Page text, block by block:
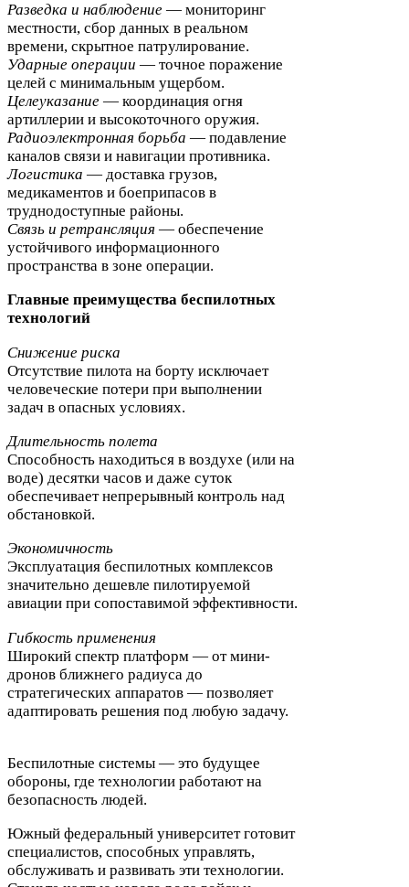
Разведка и наблюдение — мониторинг
местности, сбор данных в реальном
времени, скрытное патрулирование.
Ударные операции — точное поражение
целей с минимальным ущербом.
Целеуказание — координация огня
артиллерии и высокоточного оружия.
Радиоэлектронная борьба — подавление
каналов связи и навигации противника.
Логистика — доставка грузов,
медикаментов и боеприпасов в
труднодоступные районы.
Связь и ретрансляция — обеспечение
устойчивого информационного
пространства в зоне операции.
Главные преимущества беспилотных
технологий
Снижение риска
Отсутствие пилота на борту исключает
человеческие потери при выполнении
задач в опасных условиях.
Длительность полета
Способность находиться в воздухе (или на
воде) десятки часов и даже суток
обеспечивает непрерывный контроль над
обстановкой.
Экономичность
Эксплуатация беспилотных комплексов
значительно дешевле пилотируемой
авиации при сопоставимой эффективности.
Гибкость применения
Широкий спектр платформ — от мини-​
дронов ближнего радиуса до
стратегических аппаратов — позволяет
адаптировать решения под любую задачу.
Беспилотные системы — это будущее
обороны, где технологии работают на
безопасность людей.
Южный федеральный университет готовит
специалистов, способных управлять,
обслуживать и развивать эти технологии.